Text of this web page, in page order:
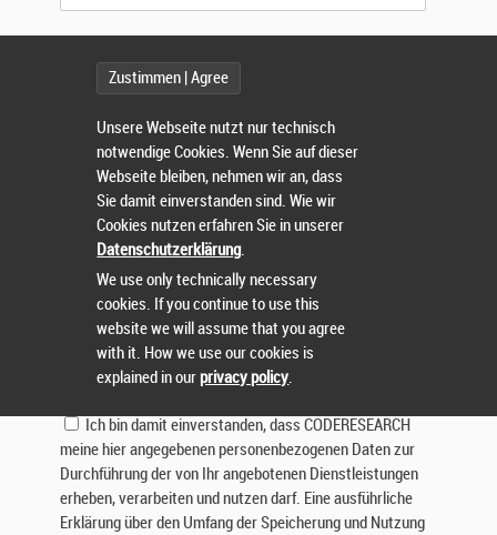
Nachricht:
Lösen Sie die Aufgabe:
Ich bin damit einverstanden, dass CODERESEARCH
meine hier angegebenen personenbezogenen Daten zur
Durchführung der von Ihr angebotenen Dienstleistungen
erheben, verarbeiten und nutzen darf. Eine ausführliche
Erklärung über den Umfang der Speicherung und Nutzung
Zustimmen | Agree
Unsere Webseite nutzt nur technisch
notwendige Cookies. Wenn Sie auf dieser
Webseite bleiben, nehmen wir an, dass
Sie damit einverstanden sind. Wie wir
Cookies nutzen erfahren Sie in unserer
Datenschutzerklärung.
We use only technically necessary
cookies. If you continue to use this
website we will assume that you agree
with it. How we use our cookies is
explained in ourprivacy policy.